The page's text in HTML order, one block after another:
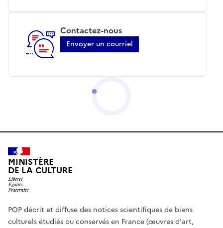
Contactez-nous
Envoyer un courriel
MINISTÈRE
DE LA CULTURE
POP décrit et diffuse des notices scientifiques de biens
culturels étudiés ou conservés en France (œuvres d'art,